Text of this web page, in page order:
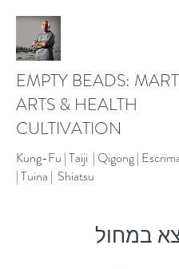
EMPTY BEADS:
ARTS & HEALTH
CULTIVATION
Kung-Fu |Taiji | Qigong |
|Tuina | Shiatsu
במחול